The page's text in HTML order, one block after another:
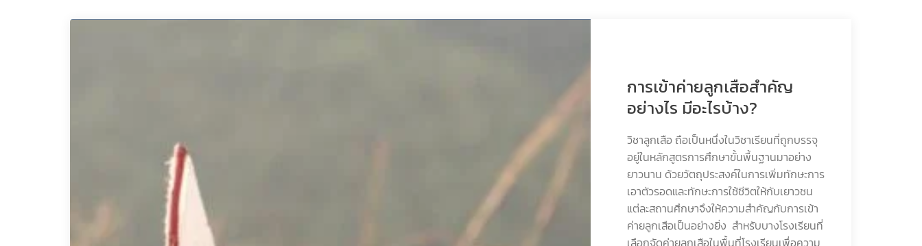
การเข้าค่ายลูกเสือสำคัญ
อย่างไร มีอะไรบ้าง?
วิชาลูกเสือ ถือเป็นหนึ่งในวิชาเรียนที่ถูกบรรจุ
อยู่ในหลักสูตรการศึกษาขั้นพื้นฐานมาอย่าง
ยาวนาน ด้วยวัตถุประสงค์ในการเพิ่มทักษะการ
เอาตัวรอดและทักษะการใช้ชีวิตให้กับเยาวชน
แต่ละสถานศึกษาจึงให้ความสำคัญกับการเข้า
ค่ายลูกเสือเป็นอย่างยิ่ง สำหรับบางโรงเรียนที่